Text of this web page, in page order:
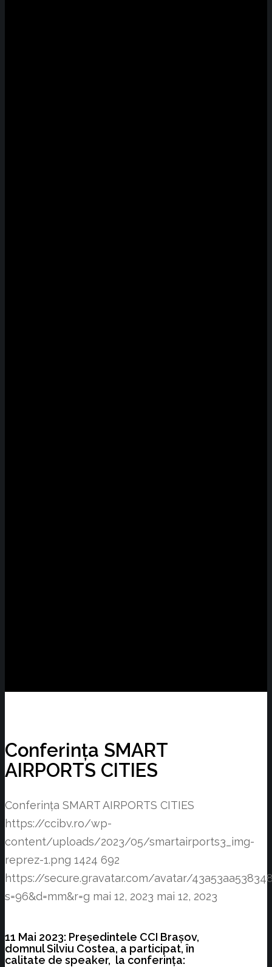
Conferința SMART
AIRPORTS CITIES
Conferința SMART AIRPORTS CITIES
https://ccibv.ro/wp-
content/uploads/2023/05/smartairports3_img-
reprez-1.png 1424 692
https://secure.gravatar.com/avatar/
s=96&d=mm&r=g mai 12, 2023 mai 12, 2023
11 Mai 2023: Președintele CCI Brașov,
domnul Silviu Costea, a participat, în
calitate de speaker, la conferința: